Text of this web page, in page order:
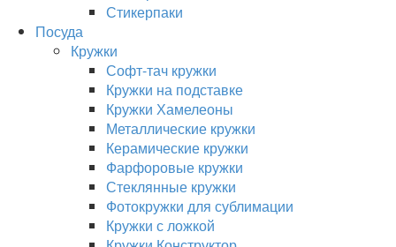
Стикерпаки
Посуда
Кружки
Софт-тач кружки
Кружки на подставке
Кружки Хамелеоны
Металлические кружки
Керамические кружки
Фарфоровые кружки
Стеклянные кружки
Фотокружки для сублимации
Кружки с ложкой